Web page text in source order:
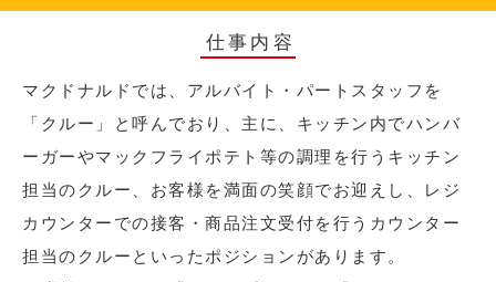
仕事内容
マクドナルドでは、アルバイト・パートスタッフを
「クルー」と呼んでおり、主に、キッチン内でハンバ
ーガーやマックフライポテト等の調理を行うキッチン
担当のクルー、お客様を満面の笑顔でお迎えし、レジ
カウンターでの接客・商品注文受付を行うカウンター
担当のクルーといったポジションがあります。